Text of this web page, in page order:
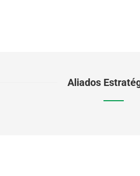
Aliados